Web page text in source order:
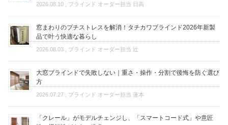
2026.08.10 , ブラインド オーダー担当 日高
窓まわりのプチストレスを解消！タチカワブラインド2026年新製
品で叶う快適な暮らし
2026.08.03 , ブラインド オーダー担当 辻
大窓ブラインドで失敗しない｜重さ・操作・分割で後悔を防ぐ選び
方
2026.07.27 , ブラインド オーダー担当 蓮本
「クレール」がモデルチェンジし、「スマートコード式」や意匠